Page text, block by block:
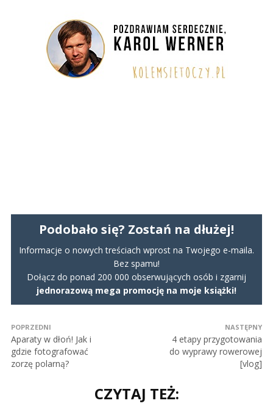
Podobało się? Zostań na dłużej!
Informacje o nowych treściach wprost na Twojego e-maila.
Bez spamu!
Dołącz do ponad 200 000 obserwujących osób i zgarnij
jednorazową mega promocję na moje książki!
POPRZEDNI
Aparaty w dłoń! Jak i
gdzie fotografować
zorzę polarną?
NASTĘPNY
4 etapy przygotowania
do wyprawy rowerowej
[vlog]
CZYTAJ TEŻ: